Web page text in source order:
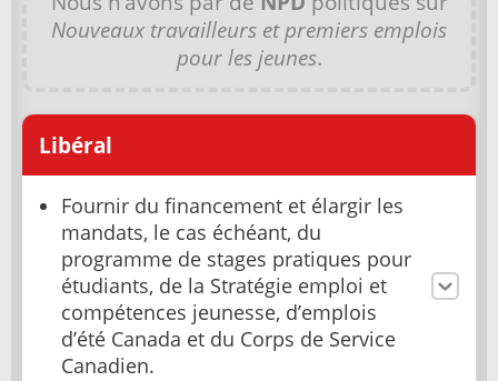
Nouveaux travailleurs et premiers emplois
pour les jeunes.
Libéral
Fournir du financement et élargir les
mandats, le cas échéant, du
programme de stages pratiques pour
étudiants, de la Stratégie emploi et
compétences jeunesse, d’emplois
d’été Canada et du Corps de Service
Canadien.